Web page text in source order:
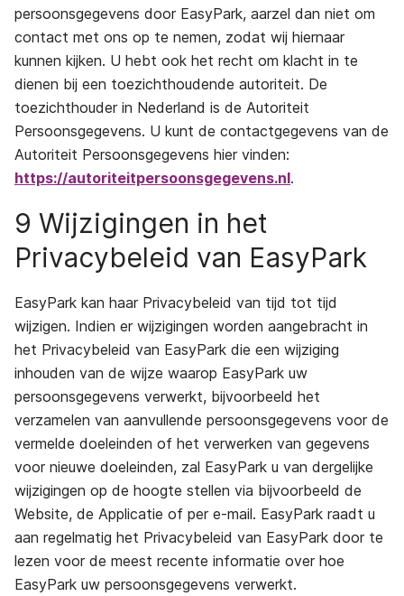
persoonsgegevens door EasyPark, aarzel dan niet om
contact met ons op te nemen, zodat wij hiernaar
kunnen kijken. U hebt ook het recht om klacht in te
dienen bij een toezichthoudende autoriteit. De
toezichthouder in Nederland is de Autoriteit
Persoonsgegevens. U kunt de contactgegevens van de
Autoriteit Persoonsgegevens hier vinden:
https://autoriteitpersoonsgegevens.nl.
9 Wijzigingen in het
Privacybeleid van EasyPark
EasyPark kan haar Privacybeleid van tijd tot tijd
wijzigen. Indien er wijzigingen worden aangebracht in
het Privacybeleid van EasyPark die een wijziging
inhouden van de wijze waarop EasyPark uw
persoonsgegevens verwerkt, bijvoorbeeld het
verzamelen van aanvullende persoonsgegevens voor de
vermelde doeleinden of het verwerken van gegevens
voor nieuwe doeleinden, zal EasyPark u van dergelijke
wijzigingen op de hoogte stellen via bijvoorbeeld de
Website, de Applicatie of per e-mail. EasyPark raadt u
aan regelmatig het Privacybeleid van EasyPark door te
lezen voor de meest recente informatie over hoe
EasyPark uw persoonsgegevens verwerkt.